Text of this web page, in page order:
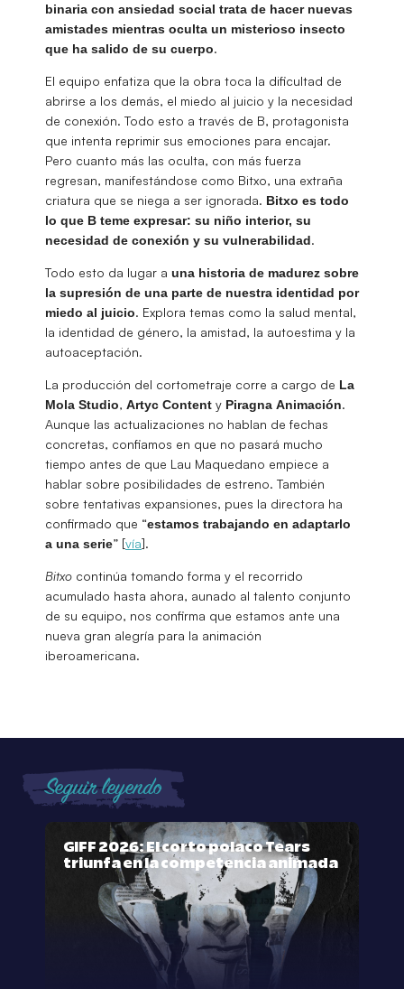
binaria con ansiedad social trata de hacer nuevas
amistades mientras oculta un misterioso insecto
que ha salido de su cuerpo.
El equipo enfatiza que la obra toca la dificultad de
abrirse a los demás, el miedo al juicio y la necesidad
de conexión. Todo esto a través de B, protagonista
que intenta reprimir sus emociones para encajar.
Pero cuanto más las oculta, con más fuerza
regresan, manifestándose como Bitxo, una extraña
criatura que se niega a ser ignorada. Bitxo es todo
lo que B teme expresar: su niño interior, su
necesidad de conexión y su vulnerabilidad.
Todo esto da lugar a una historia de madurez sobre
la supresión de una parte de nuestra identidad por
miedo al juicio. Explora temas como la salud mental,
la identidad de género, la amistad, la autoestima y la
autoaceptación.
La producción del cortometraje corre a cargo de La
Mola Studio, Artyc Content y Piragna Animación.
Aunque las actualizaciones no hablan de fechas
concretas, confiamos en que no pasará mucho
tiempo antes de que Lau Maquedano empiece a
hablar sobre posibilidades de estreno. También
sobre tentativas expansiones, pues la directora ha
confirmado que “estamos trabajando en adaptarlo
a una serie” [vía].
Bitxo continúa tomando forma y el recorrido
acumulado hasta ahora, aunado al talento conjunto
de su equipo, nos confirma que estamos ante una
nueva gran alegría para la animación
iberoamericana.
Seguir leyendo
GIFF 2026: El corto polaco Tears
triunfa en la competencia animada